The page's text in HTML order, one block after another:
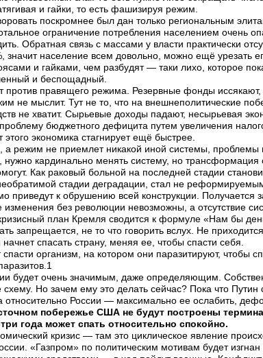
и гайки, то есть фашизируя режим.
поскромнее был дан только региональным
ограничение потребления населением очень
Обратная связь с массами у власти практически
население всем довольно, можно ещё урезать
и гайками, чем разбудят — таки лихо, которое
и беспощадный.
против правящего режима. Резервные фонды
не мыслит. Тут не то, что на внешнеполитические
не хватит. Сырьевые доходы падают, несырьевая
бюджетного дефицита путем увеличения
экономика стагнирует ещё быстрее.
а режим не приемлет никакой иной системы, проблемы
кардинально менять систему, но трансформация
Как раковый больной на последней стадии
стадии деградации, стал не
приведут к обрушению всей конструкции. Получается
без революции невозможны, а отсутствие
план Кремля сводится к формуле «Нам бы
запрещается, не то что говорить вслух. Не
спасать страну, меняя ее, чтобы спасти себя.
организм, на котором они паразитируют, чтобы
будет очень значимым, даже определяющим.
Но зачем ему это делать сейчас? Пока что Путин
относительно России — максимально ее ослабить,
побережье США не будут построены
года может спать относительно спокойно.
кризис — там это циклическое явление
«Газпром» по политическим мотивам будет